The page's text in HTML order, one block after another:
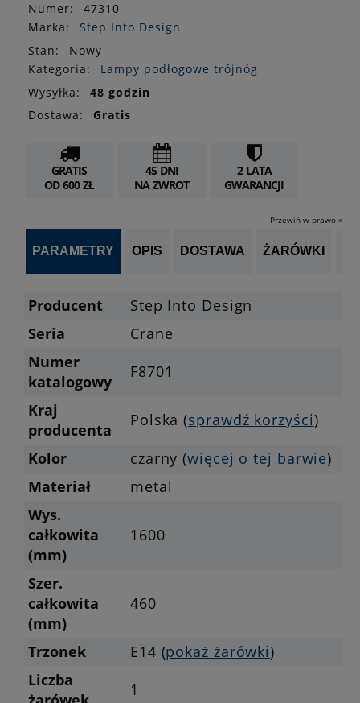
Numer:
47310
Marka:
Step Into Design
Stan:
Nowy
Kategoria:
Lampy podłogowe trójnóg
Wysyłka:
48 godzin
Dostawa:
Gratis
GRATIS
OD 600 ZŁ
45 DNI
NA ZWROT
2 LATA
GWARANCJI
Przewiń w prawo »
PARAMETRY OPIS DOSTAWA ŻARÓWKI
Producent
Step Into Design
Seria
Crane
Numer
katalogowy
F8701
Kraj
producenta
Polska (sprawdź korzyści)
Kolor
czarny (więcej o tej barwie)
Materiał
metal
Wys.
całkowita
(mm)
1600
Szer.
całkowita
(mm)
460
Trzonek E14 (pokaż żarówki)
Liczba
1